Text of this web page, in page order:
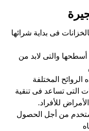
فى بداية شرائها
أسطحها والتى لابد من
المختلفة
التى تساعد فى تنقية
للأفراد.
من أجل الحصول